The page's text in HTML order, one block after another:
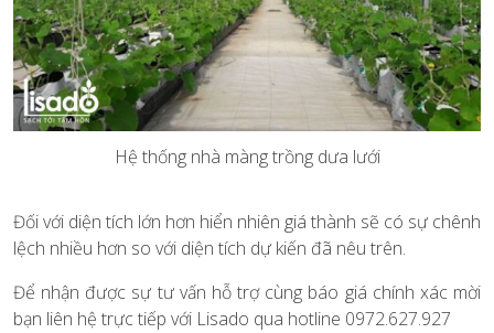
Hệ thống nhà màng trồng dưa lưới
Đối với diện tích lớn hơn hiển nhiên giá thành sẽ có sự chênh
lệch nhiều hơn so với diện tích dự kiến đã nêu trên.
Để nhận được sự tư vấn hỗ trợ cùng báo giá chính xác mời
bạn liên hệ trực tiếp với Lisado qua hotline 0972.627.927